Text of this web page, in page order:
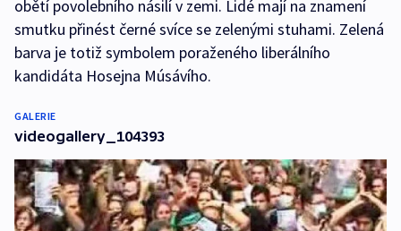
obětí povolebního násilí v zemi. Lidé mají na znamení
smutku přinést černé svíce se zelenými stuhami. Zelená
barva je totiž symbolem poraženého liberálního
kandidáta Hosejna Músávího.
GALERIE
videogallery_104393